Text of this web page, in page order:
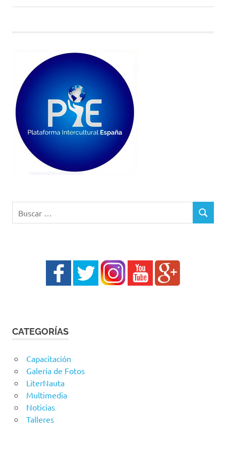
entrada:
BUSCAR
CATEGORÍAS
Capacitación
Galeria de Fotos
LiterNauta
Multimedia
Noticias
Talleres